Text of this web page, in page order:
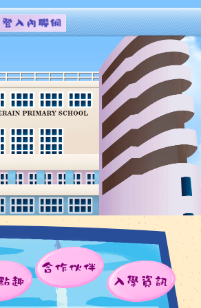
趣
合作伙伴
入學資訊